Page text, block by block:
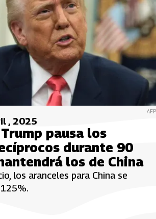
AFP
, 2025
pausa los
durante 90
los de China
los aranceles para China se